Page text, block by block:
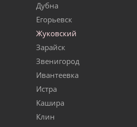
Дубна
Егорьевск
Жуковский
Зарайск
Звенигород
Ивантеевка
Истра
Кашира
Клин